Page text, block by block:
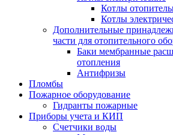
Котлы
Котлы
Дополнительные
части для отопительного
Баки мембранные
отопления
Антифризы
Пломбы
Пожарное оборудование
Гидранты пожарные
Приборы учета и КИП
Счетчики воды